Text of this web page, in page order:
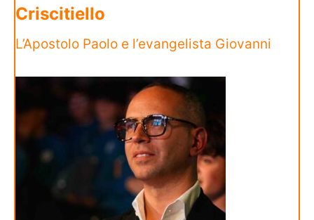
Criscitiello
L’Apostolo Paolo e l’evangelista Giovanni